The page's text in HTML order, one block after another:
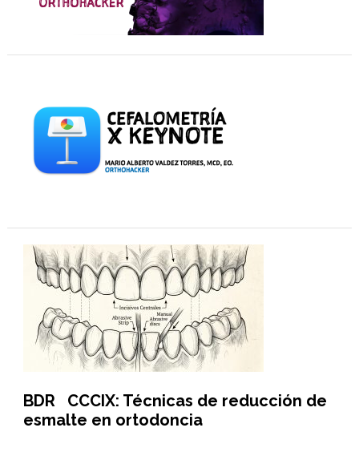
BDR CCCIX: Técnicas de reducción de
esmalte en ortodoncia